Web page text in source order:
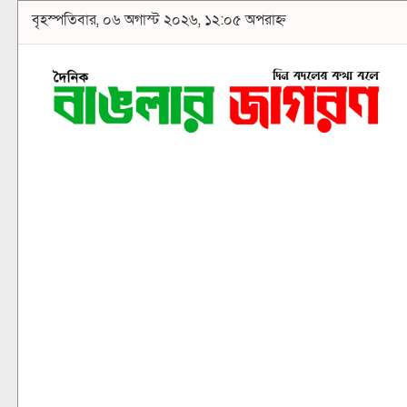
বৃহস্পতিবার, ০৬ অগাস্ট ২০২৬, ১২:০৫ অপরাহ্ন